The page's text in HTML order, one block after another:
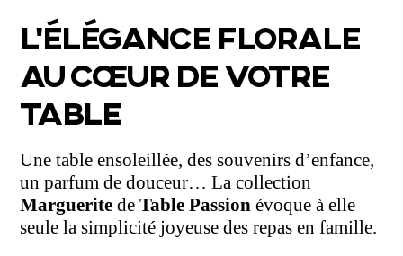
L’ÉLÉGANCE FLORALE
AU CŒUR DE VOTRE
TABLE
Une table ensoleillée, des souvenirs d’enfance,
un parfum de douceur… La collection
Marguerite deTable Passion évoque à elle
seule la simplicité joyeuse des repas en famille.